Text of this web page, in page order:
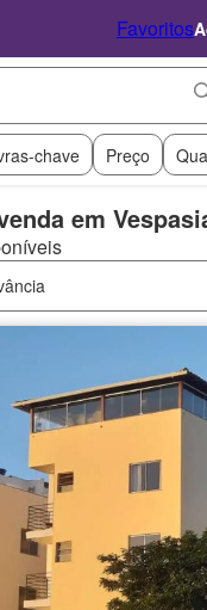
Favoritos
chave Preço
em